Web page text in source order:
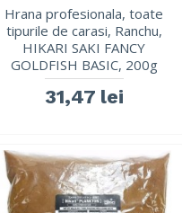
Hrana profesionala, toate
tipurile de carasi, Ranchu,
HIKARI SAKI FANCY
GOLDFISH BASIC, 200g
31,47 lei